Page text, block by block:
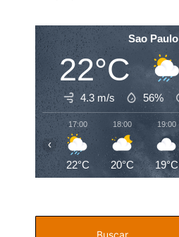
Sao Paulo
22°C
4.3 m/s 56%
17:00
22°C
18:00
20°C
19:00
19°C
‹